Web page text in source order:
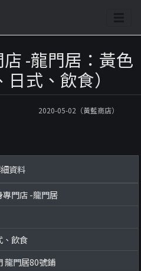
-龍門居：黃色
式、飲食）
2020-05-02（黃藍商店）
資料
專門店 -龍門居
、飲食
龍門居80號鋪